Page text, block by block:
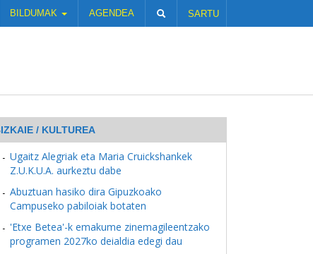
BILDUMAK AGENDEA SARTU
/ KULTUREA
Ugaitz Alegriak eta Maria Cruickshankek
Z.U.K.U.A. aurkeztu dabe
Abuztuan hasiko dira Gipuzkoako
Campuseko pabiloiak botaten
'Etxe Betea'-k emakume zinemagileentzako
programen 2027ko deialdia edegi dau